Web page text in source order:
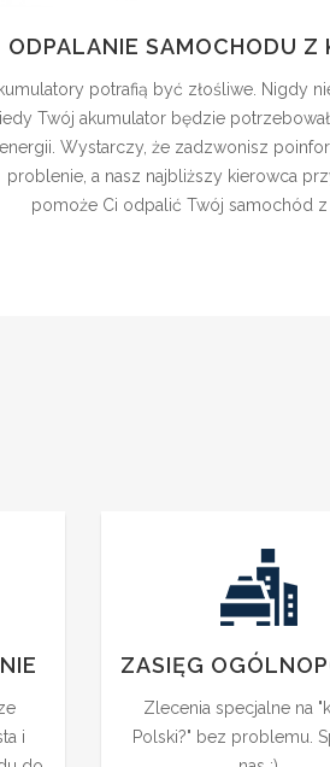
ODPALANIE SAMOCHODU Z
potrafią być złośliwe. Nigdy
Twój akumulator będzie
Wystarczy, że zadzwonisz
problenie, a nasz najbliższy kierowca
pomoże Ci odpalić Twój samochód z
i
ZASIĘG
Zlecenia specjalne na
Polski?" bez problemu.